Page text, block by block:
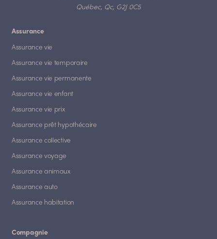
Québec, Qc, G2J 0C5
Assurance
Assurance vie
Assurance vie temporaire
Assurance vie permanente
Assurance vie enfant
Assurance vie prix
Assurance prêt hypothécaire
Assurance collective
Assurance voyage
Assurance animaux
Assurance auto
Assurance habitation
Compagnie